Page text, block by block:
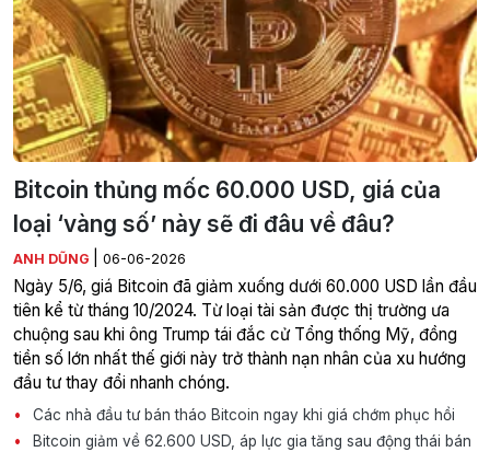
Bitcoin thủng mốc 60.000 USD, giá của
loại ‘vàng số’ này sẽ đi đâu về đâu?
ANH DŨNG 06-06-2026
Ngày 5/6, giá Bitcoin đã giảm xuống dưới 60.000 USD lần đầu
tiên kể từ tháng 10/2024. Từ loại tài sản được thị trường ưa
chuộng sau khi ông Trump tái đắc cử Tổng thống Mỹ, đồng
tiền số lớn nhất thế giới này trở thành nạn nhân của xu hướng
đầu tư thay đổi nhanh chóng.
Các nhà đầu tư bán tháo Bitcoin ngay khi giá chớm phục hồi
Bitcoin giảm về 62.600 USD, áp lực gia tăng sau động thái bán